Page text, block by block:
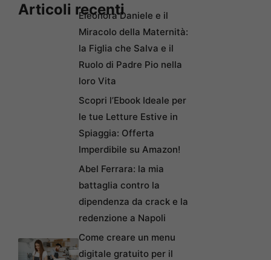
Articoli recentiEleonora Daniele e il
Miracolo della Maternità:
la Figlia che Salva e il
Ruolo di Padre Pio nella
loro Vita
Scopri l’Ebook Ideale per
le tue Letture Estive in
Spiaggia: Offerta
Imperdibile su Amazon!
Abel Ferrara: la mia
battaglia contro la
dipendenza da crack e la
redenzione a Napoli
Come creare un menu
digitale gratuito per il